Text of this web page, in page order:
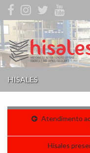
Search for:
HISALES
Atendimento
Hisales